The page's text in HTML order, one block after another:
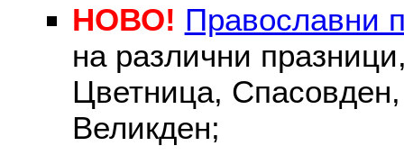
НОВО! Православни
на различни
Цветница, Спасовден,
Великден;